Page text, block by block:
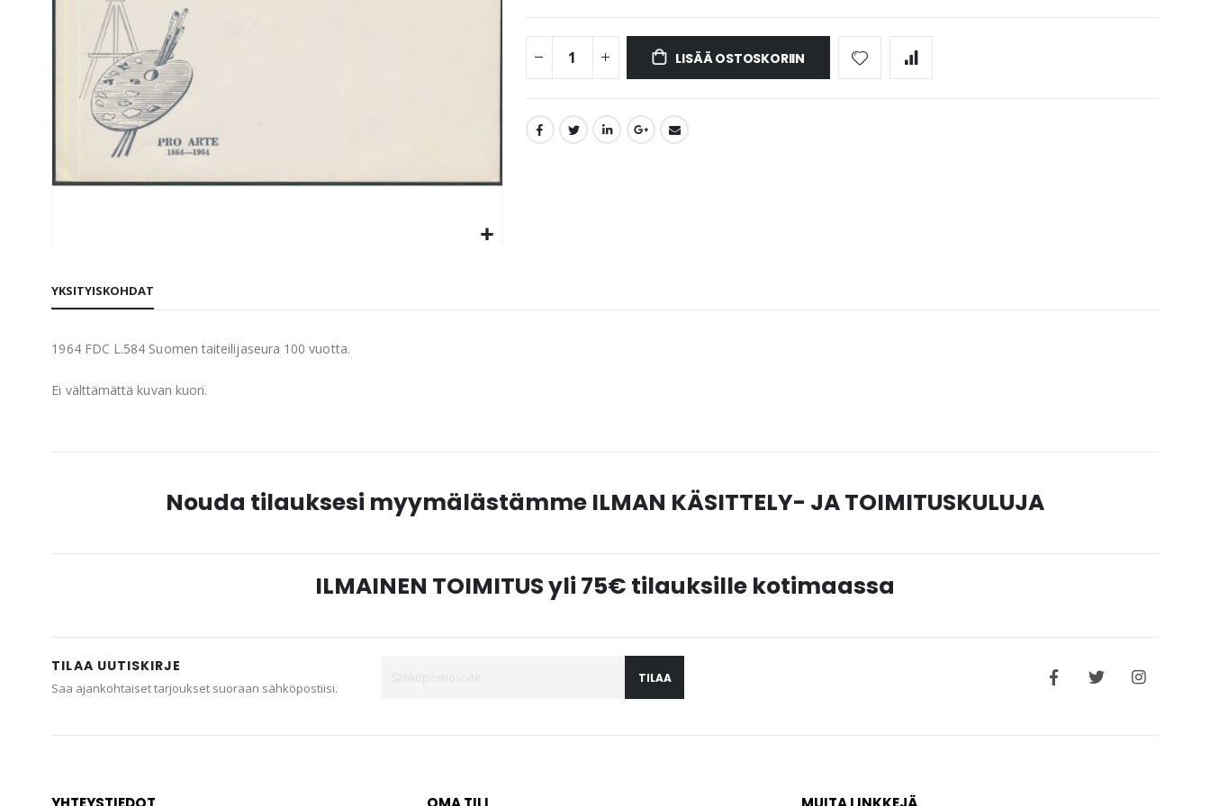
the
of
images
LISÄÄ OSTOSKORIIN
YKSITYISKOHDAT
1964 FDC L.584 Suomen taiteilijaseura 100 vuotta.
Ei välttämättä kuvan kuori.
Nouda tilauksesi myymälästämme ILMAN KÄSITTELY- JA TOIMITUSKULUJA
ILMAINEN TOIMITUS yli 75€ tilauksille kotimaassa
TILAA UUTISKIRJE
Saa ajankohtaiset tarjoukset suoraan sähköpostiisi.
TILAA